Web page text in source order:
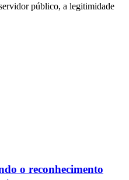
público, a legitimidade
o reconhecimento